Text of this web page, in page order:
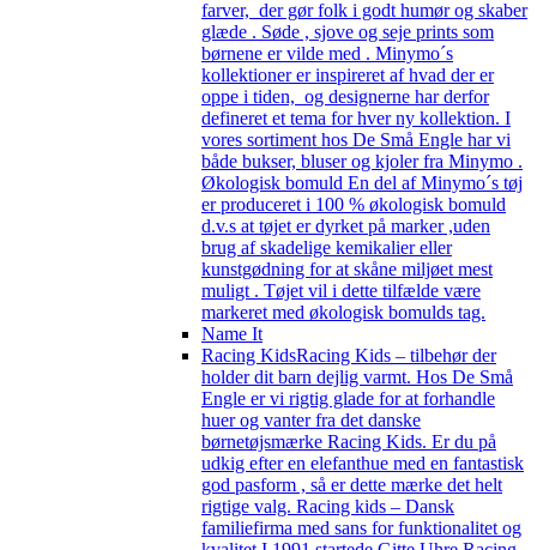
farver, der gør folk i godt humør og skaber
glæde . Søde , sjove og seje prints som
børnene er vilde med . Minymo´s
kollektioner er inspireret af hvad der er
oppe i tiden, og designerne har derfor
defineret et tema for hver ny kollektion. I
vores sortiment hos De Små Engle har vi
både bukser, bluser og kjoler fra Minymo .
Økologisk bomuld En del af Minymo´s tøj
er produceret i 100 % økologisk bomuld
d.v.s at tøjet er dyrket på marker ,uden
brug af skadelige kemikalier eller
kunstgødning for at skåne miljøet mest
muligt . Tøjet vil i dette tilfælde være
markeret med økologisk bomulds tag.
Name It
Racing KidsRacing Kids – tilbehør der
holder dit barn dejlig varmt. Hos De Små
Engle er vi rigtig glade for at forhandle
huer og vanter fra det danske
børnetøjsmærke Racing Kids. Er du på
udkig efter en elefanthue med en fantastisk
god pasform , så er dette mærke det helt
rigtige valg. Racing kids – Dansk
familiefirma med sans for funktionalitet og